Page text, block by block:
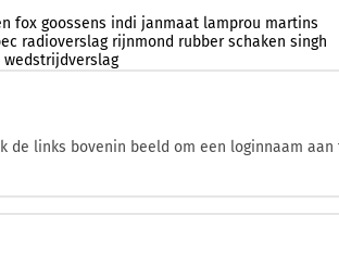
fox goossens indi janmaat lamprou martins
radioverslag rijnmond rubber schaken singh
wedstrijdverslag
de links bovenin beeld om een loginnaam aan